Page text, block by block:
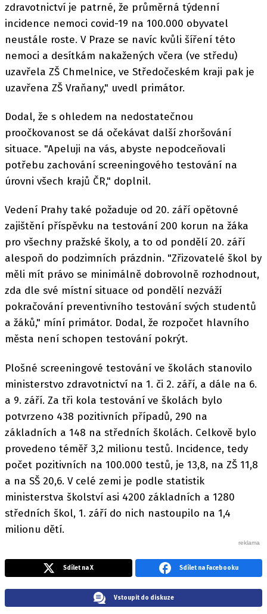
zdravotnictví je patrné, že průměrná týdenní
incidence nemoci covid-19 na 100.000 obyvatel
neustále roste. V Praze se navíc kvůli šíření této
nemoci a desítkám nakažených včera (ve středu)
uzavřela ZŠ Chmelnice, ve Středočeském kraji pak je
uzavřena ZŠ Vraňany," uvedl primátor.
Dodal, že s ohledem na nedostatečnou
proočkovanost se dá očekávat další zhoršování
situace. "Apeluji na vás, abyste nepodceňovali
potřebu zachování screeningového testování na
úrovni všech krajů ČR," doplnil.
Vedení Prahy také požaduje od 20. září opětovné
zajištění příspěvku na testování 200 korun na žáka
pro všechny pražské školy, a to od pondělí 20. září
alespoň do podzimních prázdnin. "Zřizovatelé škol by
měli mít právo se minimálně dobrovolně rozhodnout,
zda dle své místní situace od pondělí nezváží
pokračování preventivního testování svých studentů
a žáků," míní primátor. Dodal, že rozpočet hlavního
města není schopen testování pokrýt.
Plošné screeningové testování ve školách stanovilo
ministerstvo zdravotnictví na 1. či 2. září, a dále na 6.
a 9. září. Za tři kola testování ve školách bylo
potvrzeno 438 pozitivních případů, 290 na
základních a 148 na středních školách. Celkově bylo
provedeno téměř 3,2 milionu testů. Incidence, tedy
počet pozitivních na 100.000 testů, je 13,8, na ZŠ 11,8
a na SŠ 20,6. V celé zemi je podle statistik
ministerstva školství asi 4200 základních a 1280
středních škol, 1. září do nich nastoupilo na 1,4
milionu dětí.
Sdílet na X Sdílet na Facebooku
Vstoupit do diskuze